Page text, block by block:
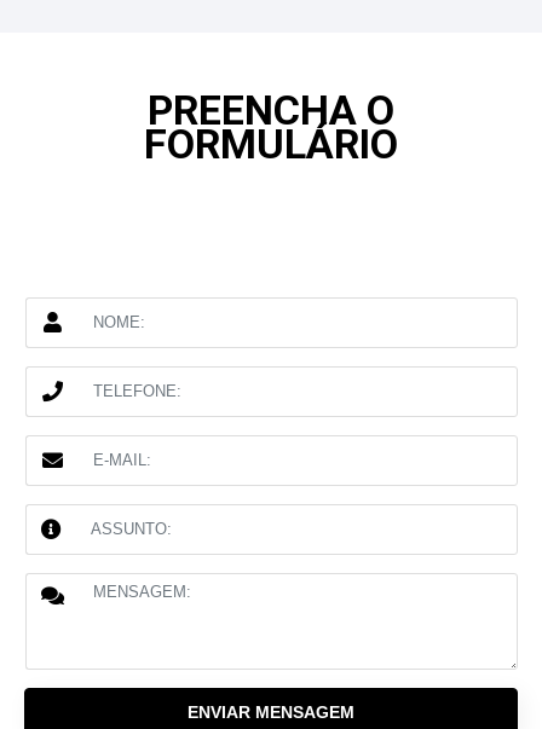
PREENCHA O
FORMULÁRIO
ENVIAR MENSAGEM